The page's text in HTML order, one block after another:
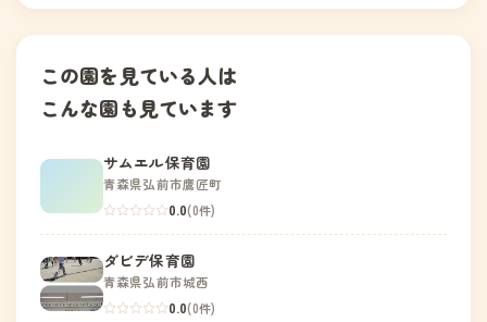
この園を見ている人は
こんな園も見ています
サムエル保育園
青森県弘前市鷹匠町
0.0(0件)
ダビデ保育園
青森県弘前市城西
0.0(0件)